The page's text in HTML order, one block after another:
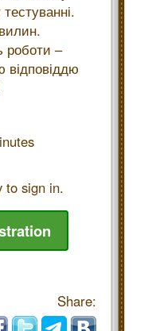
роботи –
відповіддю
to sign in.
Share: